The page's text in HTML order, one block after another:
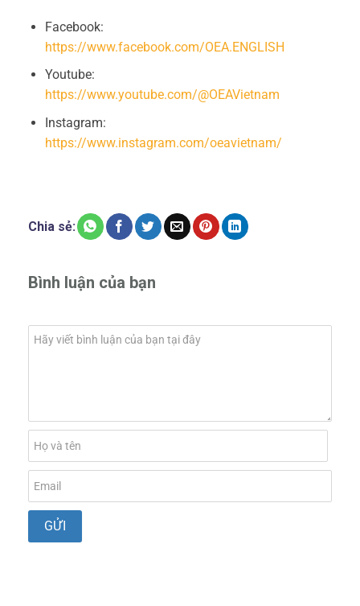
Facebook:
https://www.facebook.com/OEA.ENGLISH
Youtube:
https://www.youtube.com/@OEAVietnam
Instagram:
https://www.instagram.com/oeavietnam/
Chia sẻ:
Bình luận của bạn